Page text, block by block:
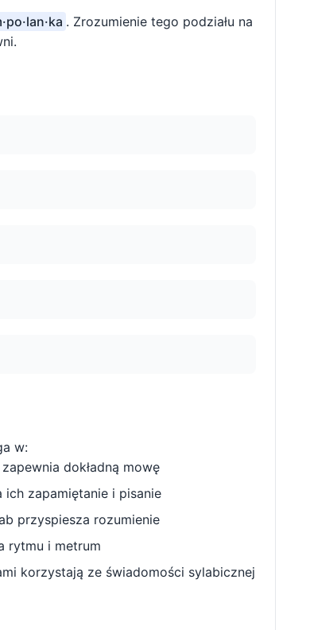
. Zrozumienie tego podziału na
w:
dokładną mowę
ich zapamiętanie i pisanie
przyspiesza rozumienie
rytmu i metrum
korzystają ze świadomości sylabicznej